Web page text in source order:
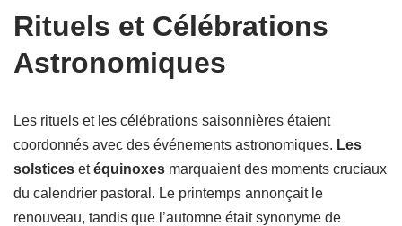
Rituels et Célébrations
Astronomiques
Les rituels et les célébrations saisonnières étaient
coordonnés avec des événements astronomiques. Les
solstices etéquinoxes marquaient des moments cruciaux
du calendrier pastoral. Le printemps annonçait le
renouveau, tandis que l’automne était synonyme de